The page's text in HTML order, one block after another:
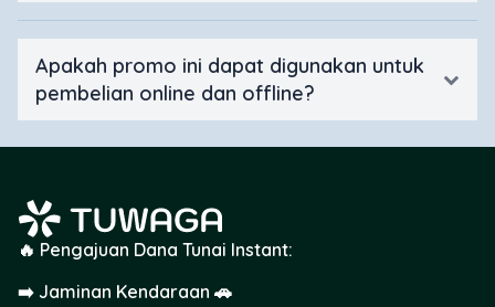
Apakah promo ini dapat digunakan untuk
pembelian online dan offline?
🔥 Pengajuan Dana Tunai Instant:
➡️ Jaminan Kendaraan 🚗